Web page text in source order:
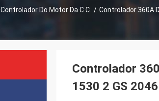
Controlador Do Motor Da C.C. / Controlador 360A
Controlador
1530 2 GS